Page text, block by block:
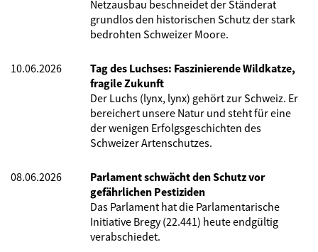
Netzausbau beschneidet der Ständerat
grundlos den historischen Schutz der stark
bedrohten Schweizer Moore.
10.06.2026
Tag des Luchses: Faszinierende Wildkatze,
fragile Zukunft
Der Luchs (lynx, lynx) gehört zur Schweiz. Er
bereichert unsere Natur und steht für eine
der wenigen Erfolgsgeschichten des
Schweizer Artenschutzes.
08.06.2026
Parlament schwächt den Schutz vor
gefährlichen Pestiziden
Das Parlament hat die Parlamentarische
Initiative Bregy (22.441) heute endgültig
verabschiedet.